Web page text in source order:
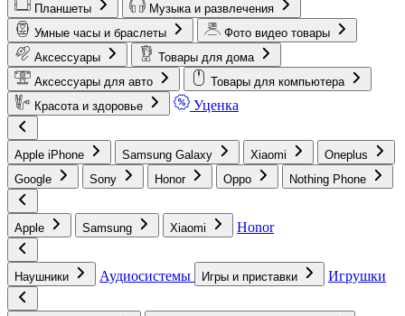
Планшеты
Музыка и развлечения
Умные часы и браслеты
Фото видео товары
Аксессуары
Товары для дома
Аксессуары для авто
Товары для компьютера
Красота и здоровье
Уценка
Apple iPhone Samsung Galaxy Xiaomi
Oneplus
Google
Sony Honor Oppo Nothing Phone
Apple Samsung Xiaomi Honor
Наушники Аудиосистемы Игры и приставки Игрушки